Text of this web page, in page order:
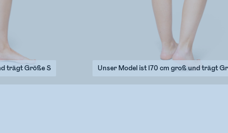
trägt Größe S Unser Model ist 170 cm groß und trägt